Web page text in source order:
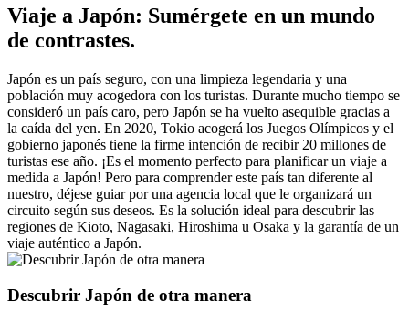
Viaje a Japón: Sumérgete en un mundo
de contrastes.
Japón es un país seguro, con una limpieza legendaria y una
población muy acogedora con los turistas. Durante mucho tiempo se
consideró un país caro, pero Japón se ha vuelto asequible gracias a
la caída del yen. En 2020, Tokio acogerá los Juegos Olímpicos y el
gobierno japonés tiene la firme intención de recibir 20 millones de
turistas ese año. ¡Es el momento perfecto para planificar un viaje a
medida a Japón! Pero para comprender este país tan diferente al
nuestro, déjese guiar por una agencia local que le organizará un
circuito según sus deseos. Es la solución ideal para descubrir las
regiones de Kioto, Nagasaki, Hiroshima u Osaka y la garantía de un
viaje auténtico a Japón.
Descubrir Japón de otra manera